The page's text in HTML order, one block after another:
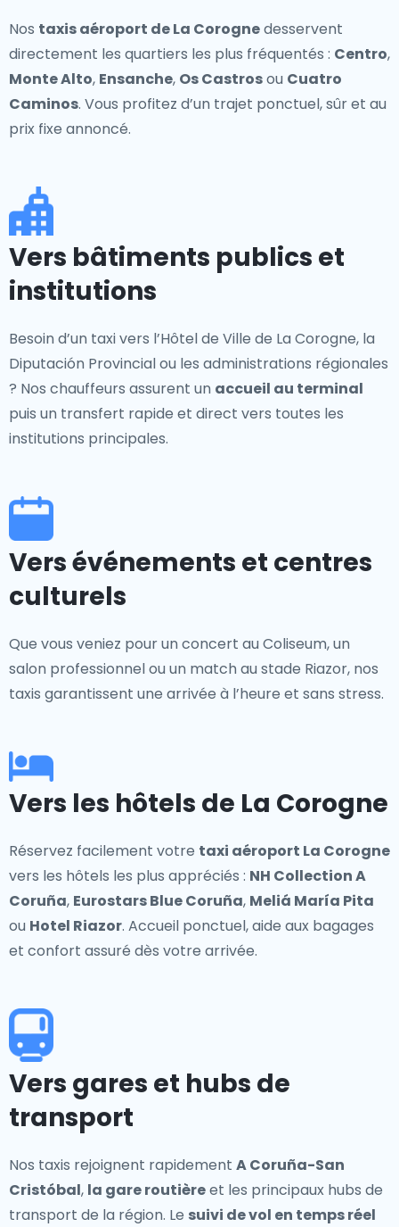
Nos taxis aéroport de La Corognedesservent
directement les quartiers les plus fréquentés : Centro,
Monte Alto, Ensanche, Os Castrosou Cuatro
Caminos. Vous profitez d’un trajet ponctuel, sûr et au
prix fixe annoncé.
Vers bâtiments publics et
institutions
Besoin d’un taxi vers l’Hôtel de Ville de La Corogne, la
Diputación Provincial ou les administrations régionales
? Nos chauffeurs assurent un accueil au terminal
puis un transfert rapide et direct vers toutes les
institutions principales.
Vers événements et centres
culturels
Que vous veniez pour un concert au Coliseum, un
salon professionnel ou un match au stade Riazor, nos
taxis garantissent une arrivée à l’heure et sans stress.
Vers les hôtels de La Corogne
Réservez facilement votre taxi aéroport La Corogne
vers les hôtels les plus appréciés : NH Collection A
Coruña, Eurostars Blue Coruña, Meliá María Pita
ou Hotel Riazor. Accueil ponctuel, aide aux bagages
et confort assuré dès votre arrivée.
Vers gares et hubs de
transport
Nos taxis rejoignent rapidement A Coruña-San
Cristóbal, la gare routièreet les principaux hubs de
transport de la région. Le suivi de vol en temps réel